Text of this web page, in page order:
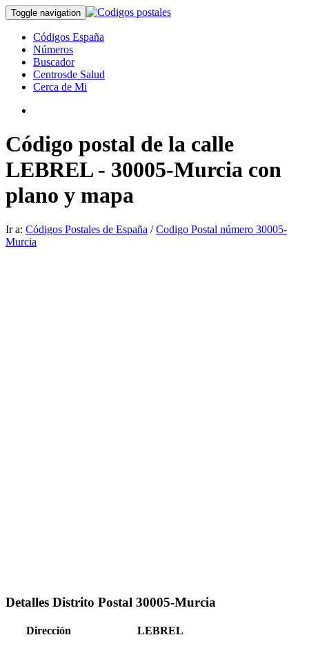
Toggle navigation
Códigos España
Números
Buscador
Centrosde Salud
Cerca de Mi
Código postal de la calle
LEBREL - 30005-Murcia con
plano y mapa
Ir a: Códigos Postales de España /Codigo Postal número 30005-
Murcia
Detalles Distrito Postal 30005-Murcia
Dirección LEBREL